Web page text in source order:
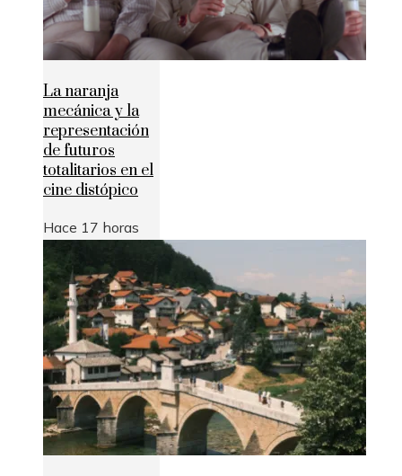
La naranja
mecánica y la
representación
de futuros
totalitarios en el
cine distópico
Hace 17 horas